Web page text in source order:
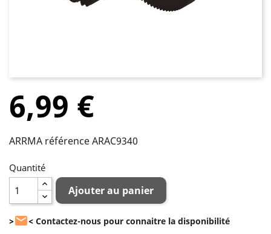
6,99 €
ARRMA référence ARAC9340
Quantité
Ajouter au panier
>< Contactez-nous pour connaitre la disponibilité